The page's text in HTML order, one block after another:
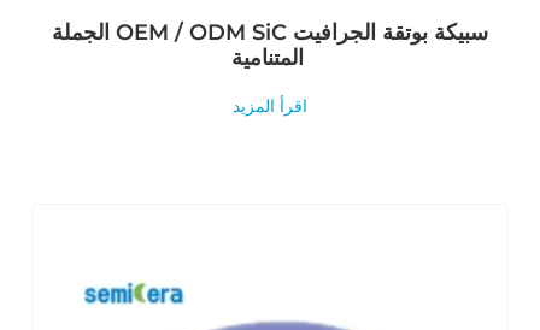
الجملة OEM / ODM SiC سبيكة بوتقة الجرافيت
اقرأ المزيد